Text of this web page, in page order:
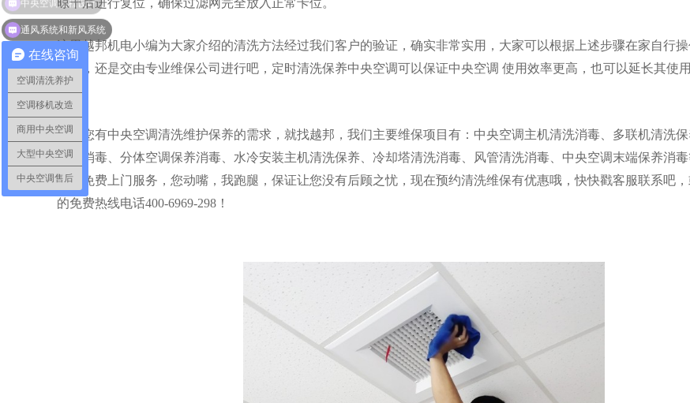
这里越邦机电小编为大家介绍的清洗方法经过我们客户的验证，确实非常实用，大家可以根据上述步骤在家自行
的话，还是交由专业维保公司进行吧，定时清洗保养中央空调可以保证中央空调 使用效率更高， 也可以延长其使用
如果您有中央空调清洗维护保养的需求，就找越邦，我们主要维保项目有：中央空调主机清洗消毒、多联机清洗
理及消毒、分体空调保养消毒、水冷安装主机清洗保养、冷却塔清洗消毒、风管清洗消毒、中央空调末端保养消
队，免费上门服务，您动嘴，我跑腿，保证让您没有后顾之忧，现在预约清洗维保有优惠哦，快快戳客服联系吧
的免费热线电话400-6969-298！
在线咨询
空调清洗养护
空调移机改造
商用中央空调
大型中央空调
中央空调售后
通风系统和新风系统